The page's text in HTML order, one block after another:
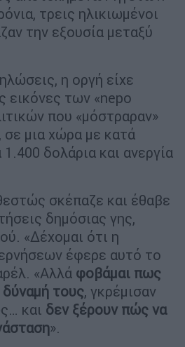
τρεις ηλικιωμένοι
την εξουσία μεταξύ
η οργή είχε
εικόνες των «nepo
που «μόστραραν»
μια χώρα με κατά
δολάρια και ανεργία
σκέπαζε και έθαβε
δημόσιας γης,
«Δέχομαι ότι η
έφερε αυτό το
«Αλλά φοβάμαι πως
δύναμή τους, γκρέμισαν
και δεν ξέρουν πώς να
».